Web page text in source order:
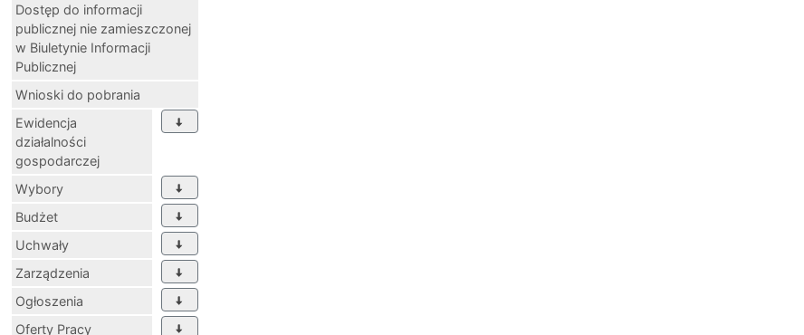
Dostęp do informacji
publicznej nie zamieszczonej
w Biuletynie Informacji
Publicznej
Wnioski do pobrania
Ewidencja
działalności
gospodarczej
Wybory
Budżet
Uchwały
Zarządzenia
Ogłoszenia
Oferty Pracy